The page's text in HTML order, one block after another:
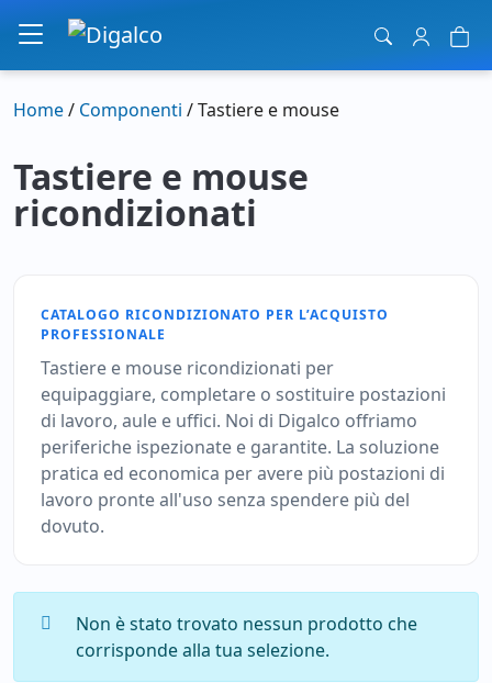
Navigazione principale
Home/ Componenti / Tastiere e mouse
Tastiere e mouse
ricondizionati
CATALOGO RICONDIZIONATO PER L’ACQUISTO
PROFESSIONALE
Tastiere e mouse ricondizionati per
equipaggiare, completare o sostituire postazioni
di lavoro, aule e uffici. Noi di Digalco offriamo
periferiche ispezionate e garantite. La soluzione
pratica ed economica per avere più postazioni di
lavoro pronte all'uso senza spendere più del
dovuto.
Non è stato trovato nessun prodotto che
corrisponde alla tua selezione.